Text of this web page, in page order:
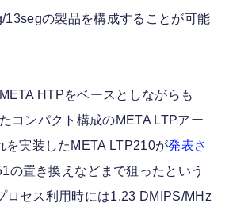
13segの製品を構成することが可能
HTPをベースとしながらも
コンパクト構成のMETA LTPアー
を実装したMETA LTP210が発表さ
の置き換えなどまで狙ったという
ロセス利用時には1.23 DMIPS/MHz